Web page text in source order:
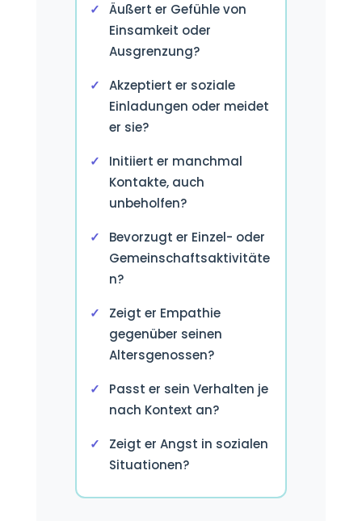
Äußert er Gefühle von
Einsamkeit oder
Ausgrenzung?
Akzeptiert er soziale
Einladungen oder meidet
er sie?
Initiiert er manchmal
Kontakte, auch
unbeholfen?
Bevorzugt er Einzel- oder
Gemeinschaftsaktivitäte
n?
Zeigt er Empathie
gegenüber seinen
Altersgenossen?
Passt er sein Verhalten je
nach Kontext an?
Zeigt er Angst in sozialen
Situationen?